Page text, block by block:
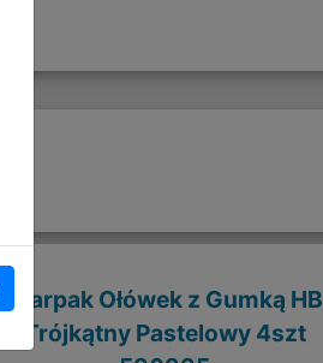
Starpak Ołówek z Gumką HB
Trójkątny Pastelowy 4szt